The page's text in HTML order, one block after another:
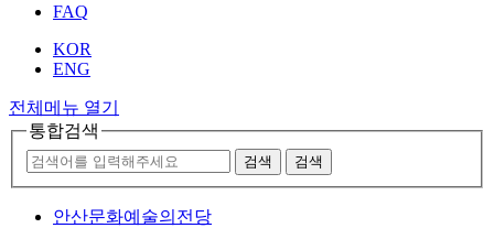
FAQ
KOR
ENG
전체메뉴 열기
통합검색
안산문화예술의전당